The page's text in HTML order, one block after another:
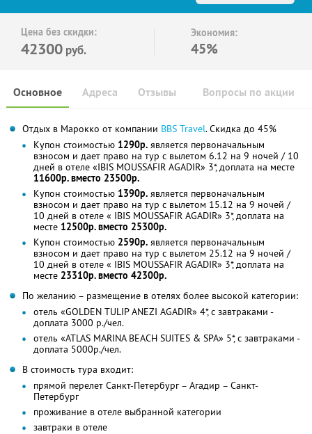
Цена без скидки:
42300 руб.
Экономия:
45%
Основное Отзывы Вопросы по акции
Адреса
Отдых в Марокко от компании BBS Travel. Скидка до 45%
Купон стоимостью 1290р. является первоначальным
взносом и дает право на тур с вылетом 6.12 на 9 ночей / 10
дней в отеле «IBIS MOUSSAFIR AGADIR» 3*, доплата на месте
11600р. вместо 23500р.
Купон стоимостью 1390р. является первоначальным
взносом и дает право на тур с вылетом 15.12 на 9 ночей /
10 дней в отеле « IBIS MOUSSAFIR AGADIR» 3*, доплата на
месте 12500р. вместо 25300р.
Купон стоимостью 2590р. является первоначальным
взносом и дает право на тур с вылетом 25.12 на 9 ночей /
10 дней в отеле « IBIS MOUSSAFIR AGADIR» 3*, доплата на
месте 23310р. вместо 42300р.
По желанию – размещение в отелях более высокой категории:
отель «GOLDEN TULIP ANEZI AGADIR» 4*, с завтраками -
доплата 3000 р./чел.
отель «ATLAS MARINA BEACH SUITES & SPA» 5*, с завтраками -
доплата 5000р./чел.
В стоимость тура входит:
прямой перелет Санкт-Петербург – Агадир – Санкт-
Петербург
проживание в отеле выбранной категории
завтраки в отеле